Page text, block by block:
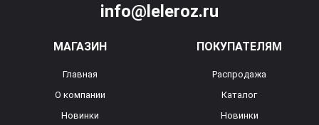
info@leleroz.ru
МАГАЗИН
Главная
О компании
Новинки
ПОКУПАТЕЛЯМ
Распродажа
Каталог
Новинки